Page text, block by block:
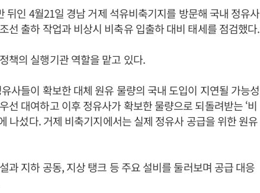
뒤인 4월21일 경남 거제 석유비축기지를 방문해 국내 정유사
선 출하 작업과 비상시 비축유 입출하 대비 태세를 점검했다.
책의 실행기관 역할을 맡고 있다.
사들이 확보한 대체 원유 물량의 국내 도입이 지연될 가능성
선 대여하고 이후 정유사가 확보한 물량으로 되돌려받는 ‘비
나섰다. 거제 비축기지에서는 실제 정유사 공급을 위한 원유
과 지하 공동, 지상 탱크 등 주요 설비를 둘러보며 공급 대응